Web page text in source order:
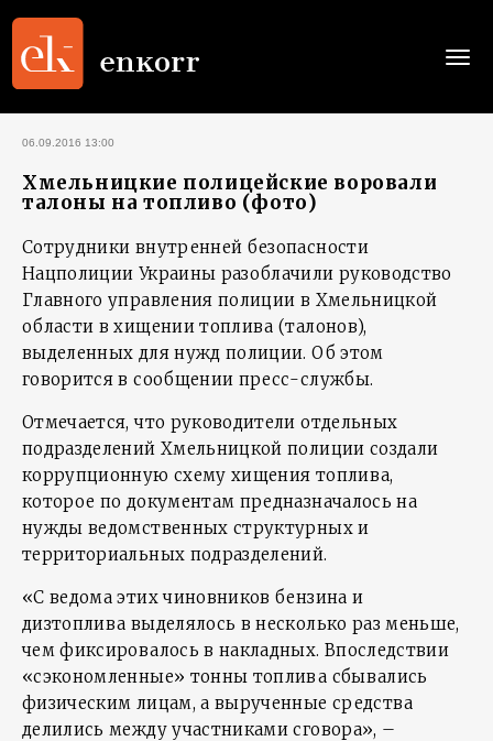
06.09.2016 13:00
Хмельницкие полицейские воровали
талоны на топливо (фото)
Сотрудники внутренней безопасности
Нацполиции Украины разоблачили руководство
Главного управления полиции в Хмельницкой
области в хищении топлива (талонов),
выделенных для нужд полиции. Об этом
говорится в сообщении пресс-службы.
Отмечается, что руководители отдельных
подразделений Хмельницкой полиции создали
коррупционную схему хищения топлива,
которое по документам предназначалось на
нужды ведомственных структурных и
территориальных подразделений.
«С ведома этих чиновников бензина и
дизтоплива выделялось в несколько раз меньше,
чем фиксировалось в накладных. Впоследствии
«сэкономленные» тонны топлива сбывались
физическим лицам, а вырученные средства
делились между участниками сговора», –